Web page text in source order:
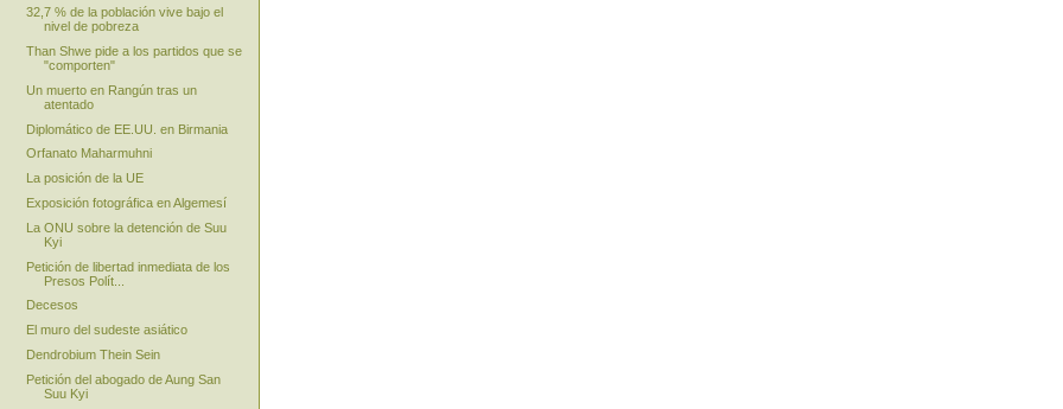
32,7 % de la población vive bajo el
nivel de pobreza
Than Shwe pide a los partidos que se
"comporten"
Un muerto en Rangún tras un
atentado
Diplomático de EE.UU. en Birmania
Orfanato Maharmuhni
La posición de la UE
Exposición fotográfica en Algemesí
La ONU sobre la detención de Suu
Kyi
Petición de libertad inmediata de los
Presos Polít...
Decesos
El muro del sudeste asiático
Dendrobium Thein Sein
Petición del abogado de Aung San
Suu Kyi